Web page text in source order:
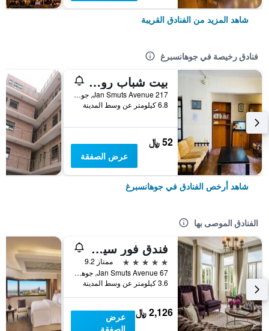
شاهد المزيد من الفنادق القريبة
فنادق رخيصة في جوهانسبرغ
بيت شباب روزبانك
217 Jan Smuts Avenue, جوهانسبرغ, محافظة غاوتينج, جنوب أفريقيا
6.8 كيلومتر عن وسط المدينة
52 ﷼
عرض الصفقة
شاهد أرخص الفنادق في جوهانسبرغ
الفنادق الموصى بها
فندق فور سيزونز ذا وستكليف
5 نجوم
ممتاز 9.2
67 Jan Smuts Avenue, جوهانسبرغ, محافظة غاوتينج, جنوب أفريقيا
3.6 كيلومتر عن وسط المدينة
2,126 ﷼
عرض
الصفقة